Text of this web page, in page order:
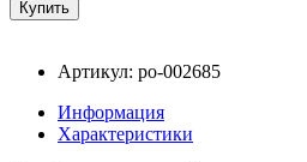
Артикул: po-002685
Информация
Характеристики